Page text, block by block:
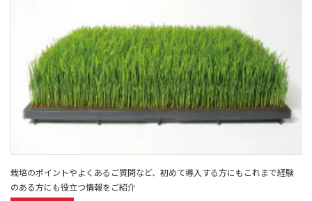
栽培のポイントやよくあるご質問など、初めて導入する方にもこれまで経験
のある方にも役立つ情報をご紹介